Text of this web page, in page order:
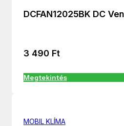
DCFAN12025BK DC
3 490 Ft
Megtekintés
MOBIL KLÍMA